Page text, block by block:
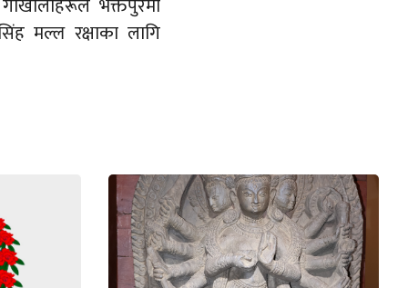
भक्तपुरमा
मल्ल रक्षाका लागि